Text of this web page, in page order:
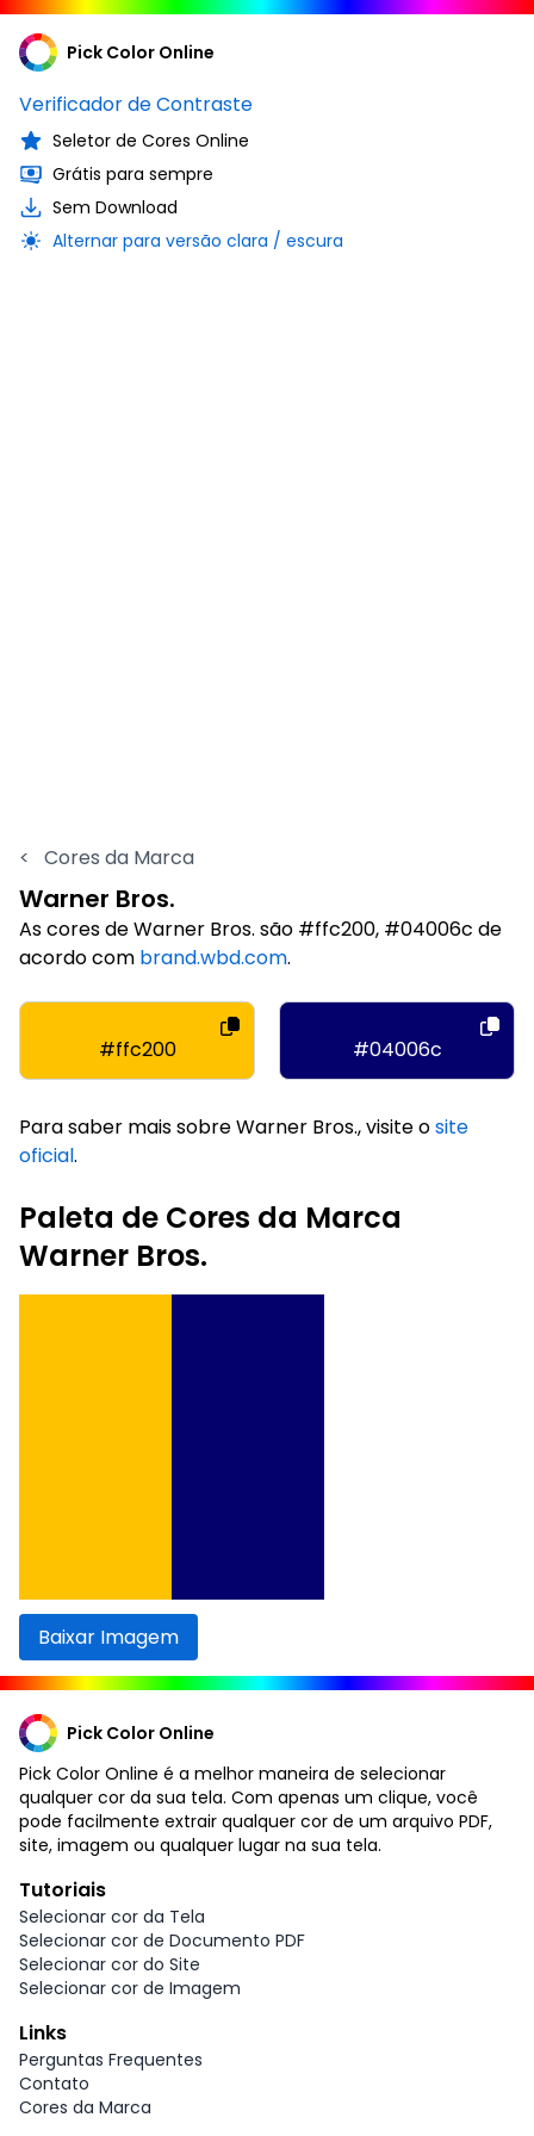
Pick Color Online
Verificador de Contraste
Seletor de Cores Online
Grátis para sempre
Sem Download
Alternar para versão clara / escura
< Cores da Marca
Warner Bros.
As cores de Warner Bros. são #ffc200, #04006c de
acordo com brand.wbd.com.
#ffc200 #04006c
Para saber mais sobre Warner Bros., visite osite
oficial.
Paleta de Cores da Marca
Warner Bros.
Baixar Imagem
Pick Color Online
Pick Color Online é a melhor maneira de selecionar
qualquer cor da sua tela. Com apenas um clique, você
pode facilmente extrair qualquer cor de um arquivo PDF,
site, imagem ou qualquer lugar na sua tela.
Tutoriais
Selecionar cor da Tela
Selecionar cor de Documento PDF
Selecionar cor do Site
Selecionar cor de Imagem
Links
Perguntas Frequentes
Contato
Cores da Marca